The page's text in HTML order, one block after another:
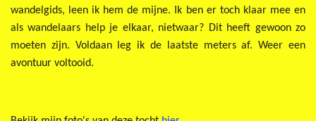
wandelgids, leen ik hem de mijne. Ik ben er toch klaar mee en
als wandelaars help je elkaar, nietwaar? Dit heeft gewoon zo
moeten zijn. Voldaan leg ik de laatste meters af. Weer een
avontuur voltooid.